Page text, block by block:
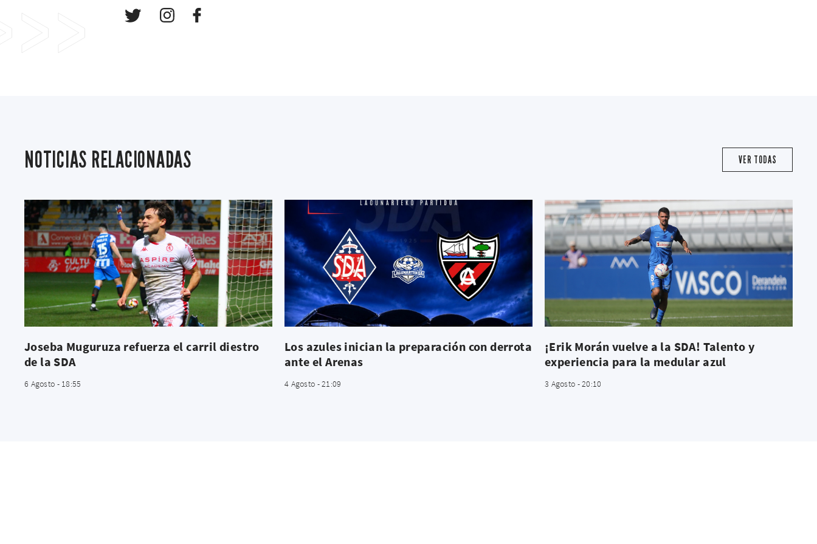
NOTICIAS RELACIONADAS VER TODAS
Joseba Muguruza refuerza el carril diestro
de la SDA
6 Agosto - 18:55
Los azules inician la preparación con derrota
ante el Arenas
4 Agosto - 21:09
¡Erik Morán vuelve a la SDA! Talento y
experiencia para la medular azul
3 Agosto - 20:10